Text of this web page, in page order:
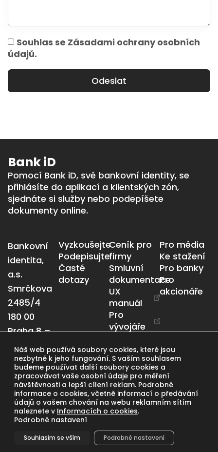
nahoru
Souhlas se Zásadami ochrany osobních
údajů.
Odeslat
Bank iD
Pomocí Bank iD, své bankovní identity, se
přihlásíte do aplikací a klientských zón,
sjednáte si služby nebo podepíšete
dokumenty online.
Bankovní
identita,
a.s.
Smrčkova
2485/4
180 00
Praha 8 –
Libeň
info@bankid.cz
Vyzkoušejte
Podepisujte
Časté
dotazy
Ceník pro
firmy
Smluvní
dokumentace
UX
manuál
Pro
vývojáře
Pro média
Ke stažení
Pro banky
Pro
akcionáře
Obchodní podmínky
Ochrana osobních údajů
Nastavení cookies
ba
Náš web používá soubory cookies, které jsou
nezbytné k jeho fungování. S vaším souhlasem
budeme používat další soubory cookies a
zpracovávat vaše osobní údaje pro měření
návštěvnosti a lepší cílení reklam. Podrobné
informace o cookies, včetně informací o předávání
údajů o vašem chování na webu reklamním sítím
naleznete v Informacích o cookies.
Podrobné nastavení
Souhlasím se vším Podrobné nastavení